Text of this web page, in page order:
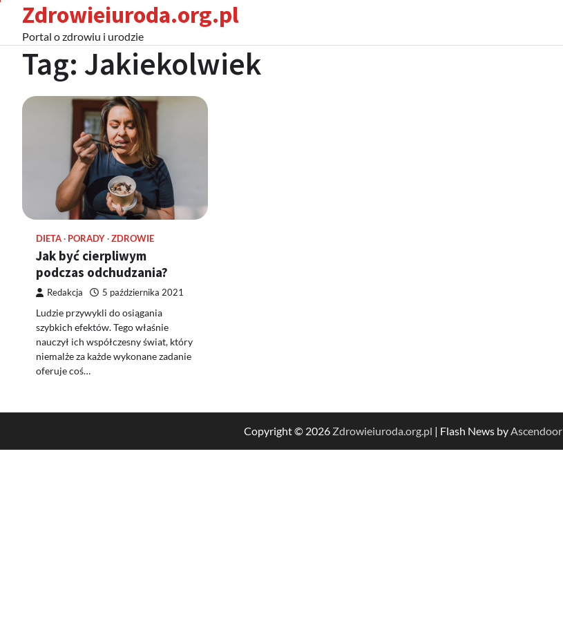
content
Zdrowieiuroda.org.pl
Portal o zdrowiu i urodzie
Tag: Jakiekolwiek
DIETA PORADY ZDROWIE
Jak być cierpliwym
podczas odchudzania?
Redakcja 5 października 2021
Ludzie przywykli do osiągania
szybkich efektów. Tego właśnie
nauczył ich współczesny świat, który
niemalże za każde wykonane zadanie
oferuje coś…
Copyright © 2026 Zdrowieiuroda.org.pl | Flash News byAscendoor